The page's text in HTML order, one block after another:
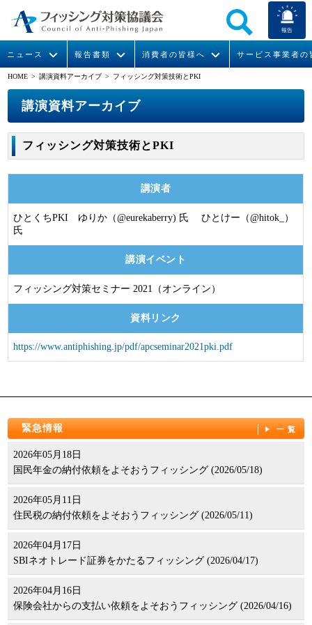
報告
ニュース
イベント
ニュース記事集
報告書類
月次報告書
協議会WG報告書
消費者の皆様へ
フィッシングの報告
マンガでわかるフィッシング詐欺対策 5ヶ条
サービス事業者の
STOP. THINK. CONNECT.
運営委員紹介
活動
WG活動
メンバー
入会案内
パンフレット
HOME >講演資料アーカイブ > フィッシング対策技術とPKI
講演資料アーカイブ
フィッシング対策技術とPKI
講演者
ひとくちPKI ゆりか（@eurekaberry) 氏 ひとけー（@hitok_）
氏
講演イベント
フィッシング対策セミナー 2021（オンライン）
資料リンク
https://www.antiphishing.jp/pdf/apcseminar2021pki.pdf
緊急情報 一覧
2026年05月18日
国民年金の納付依頼をよそおうフィッシング (2026/05/18)
2026年05月11日
住民税の納付依頼をよそおうフィッシング (2026/05/11)
2026年04月17日
SBIネオトレード証券をかたるフィッシング (2026/04/17)
2026年04月16日
保険会社からの支払い依頼をよそおうフィッシング (2026/04/16)